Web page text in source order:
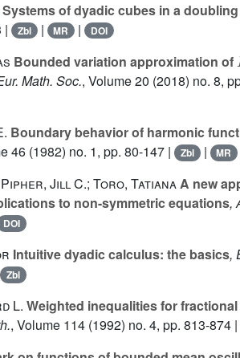
Systems of dyadic cubes in a
| Zbl | MR | DOI
Bounded variation approximation of
Math. Soc., Volume 20 (2018) no. 8,
Boundary behavior of harmonic
46 (1982) no. 1, pp. 80-147 | Zbl | MR
Jill C.; Toro, TatianaA new
to non-symmetric equations,
DOI
Intuitive dyadic calculus: the basics,
Zbl
L. Weighted inequalities for
, Volume 114 (1992) no. 4, pp. 813-874 |